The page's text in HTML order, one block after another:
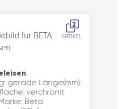
2
ARTIKEL
gerade Länge(mm):
verchromt
Beta